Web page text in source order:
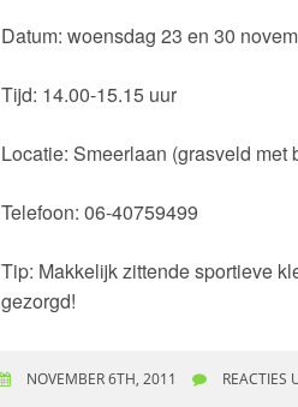
Datum: woensdag 23 en 30
Tijd: 14.00-15.15 uur
Locatie: Smeerlaan (grasveld
Telefoon: 06-40759499
Tip: Makkelijk zittende sportieve
gezorgd!
NOVEMBER 6TH, 2011 REACTIES